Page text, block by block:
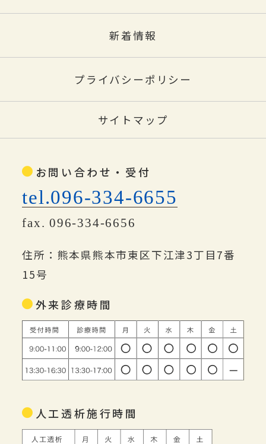
新着情報
プライバシーポリシー
サイトマップ
お問い合わせ・受付
tel.096-334-6655
fax. 096-334-6656
住所：熊本県熊本市東区下江津3丁目7番
15号
外来診療時間
人工透析施行時間